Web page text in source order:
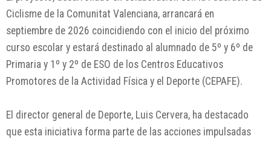
Ciclisme de la Comunitat Valenciana, arrancará en
septiembre de 2026 coincidiendo con el inicio del próximo
curso escolar y estará destinado al alumnado de 5º y 6º de
Primaria y 1º y 2º de ESO de los Centros Educativos
Promotores de la Actividad Física y el Deporte (CEPAFE).
El director general de Deporte, Luis Cervera, ha destacado
que esta iniciativa forma parte de las acciones impulsadas